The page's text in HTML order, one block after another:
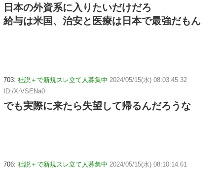
日本の外資系に入りたいだけだろ
給与は米国、治安と医療は日本で最強だもん
703: 社説＋で新規スレ立て人募集中 2024/05/15(水) 08:03:45.32
ID:/XrVSENa0
でも実際に来たら失望して帰るんだろうな
706: 社説＋で新規スレ立て人募集中 2024/05/15(水) 08:10:14.61